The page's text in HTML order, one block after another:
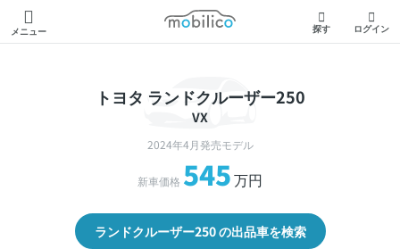
メニュー
モビリコ
探す ログイン
トヨタ ランドクルーザー250
VX
2024年4月発売モデル
新車価格 545万円
ランドクルーザー250 の出品車を検索